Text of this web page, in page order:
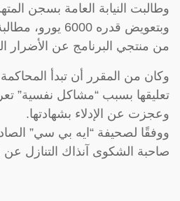
وطالبت النيابة العامة بسجن
وبتعويض قدره
من منتجي البرنامج عن الأضرار
وكان من المقرر أن تبدأ
تعليقها بسبب “مشاكل نفسية”
وعجزت عن الإدلاء بشهادتها.
ووفقًا لصحيفة “ايه بي سي”
صاحبة الشكوى آنذاك التنازل عن